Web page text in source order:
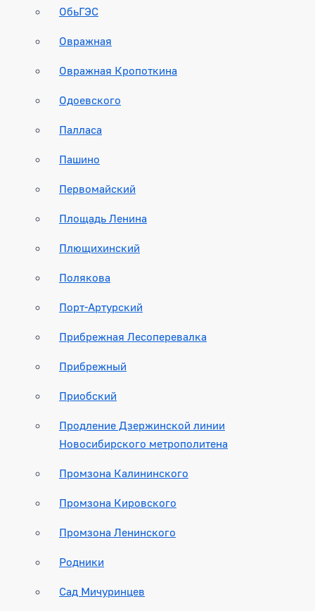
ОбьГЭС
Овражная
Овражная Кропоткина
Одоевского
Палласа
Пашино
Первомайский
Площадь Ленина
Плющихинский
Полякова
Порт-Артурский
Прибрежная Лесоперевалка
Прибрежный
Приобский
Продление Дзержинской линии
Новосибирского метрополитена
Промзона Калининского
Промзона Кировского
Промзона Ленинского
Родники
Сад Мичуринцев